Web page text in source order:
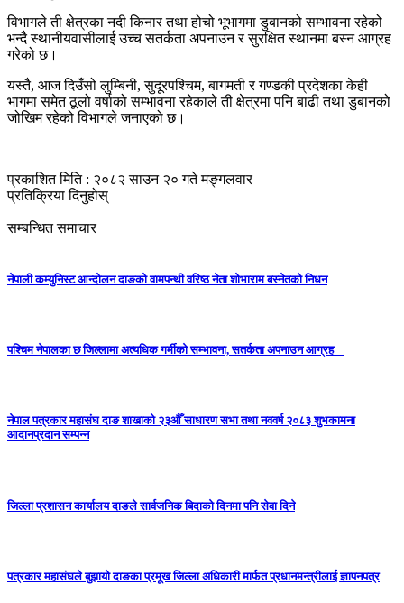
विभागले ती क्षेत्रका नदी किनार तथा होचो भूभागमा डुबानको सम्भावना रहेको
भन्दै स्थानीयवासीलाई उच्च सतर्कता अपनाउन र सुरक्षित स्थानमा बस्न आग्रह
गरेको छ।
यस्तै, आज दिउँसो लुम्बिनी, सुदूरपश्चिम, बागमती र गण्डकी प्रदेशका केही
भागमा समेत ठूलो वर्षाको सम्भावना रहेकाले ती क्षेत्रमा पनि बाढी तथा डुबानको
जोखिम रहेको विभागले जनाएको छ।
प्रकाशित मिति : २०८२ साउन २० गते मङ्गलवार
प्रतिक्रिया दिनुहोस्
सम्बन्धित समाचार
नेपाली कम्युनिस्ट आन्दोलन दाङको वामपन्थी वरिष्ठ नेता शोभाराम बस्नेतको निधन
पश्चिम नेपालका छ जिल्लामा अत्यधिक गर्मीको सम्भावना, सतर्कता अपनाउन आग्रह
नेपाल पत्रकार महासंघ दाङ शाखाको २३औँ साधारण सभा तथा नववर्ष २०८३ शुभकामना
आदानप्रदान सम्पन्न
जिल्ला प्रशासन कार्यालय दाङले सार्वजनिक बिदाको दिनमा पनि सेवा दिने
पत्रकार महासंघले बुझायो दाङका प्रमूख जिल्ला अधिकारी मार्फत प्रधानमन्त्रीलाई ज्ञापनपत्र